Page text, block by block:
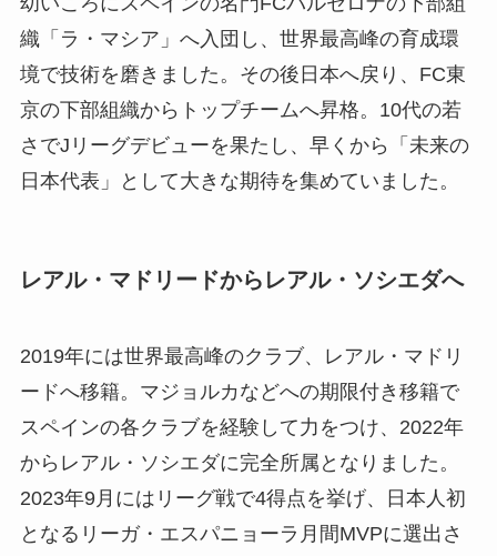
織「ラ・マシア」へ入団し、世界最高峰の育成環
境で技術を磨きました。その後日本へ戻り、FC東
京の下部組織からトップチームへ昇格。10代の若
さでJリーグデビューを果たし、早くから「未来の
日本代表」として大きな期待を集めていました。
レアル・マドリードからレアル・ソシエダへ
2019年には世界最高峰のクラブ、レアル・マドリ
ードへ移籍。マジョルカなどへの期限付き移籍で
スペインの各クラブを経験して力をつけ、2022年
からレアル・ソシエダに完全所属となりました。
2023年9月にはリーグ戦で4得点を挙げ、日本人初
となるリーガ・エスパニョーラ月間MVPに選出さ